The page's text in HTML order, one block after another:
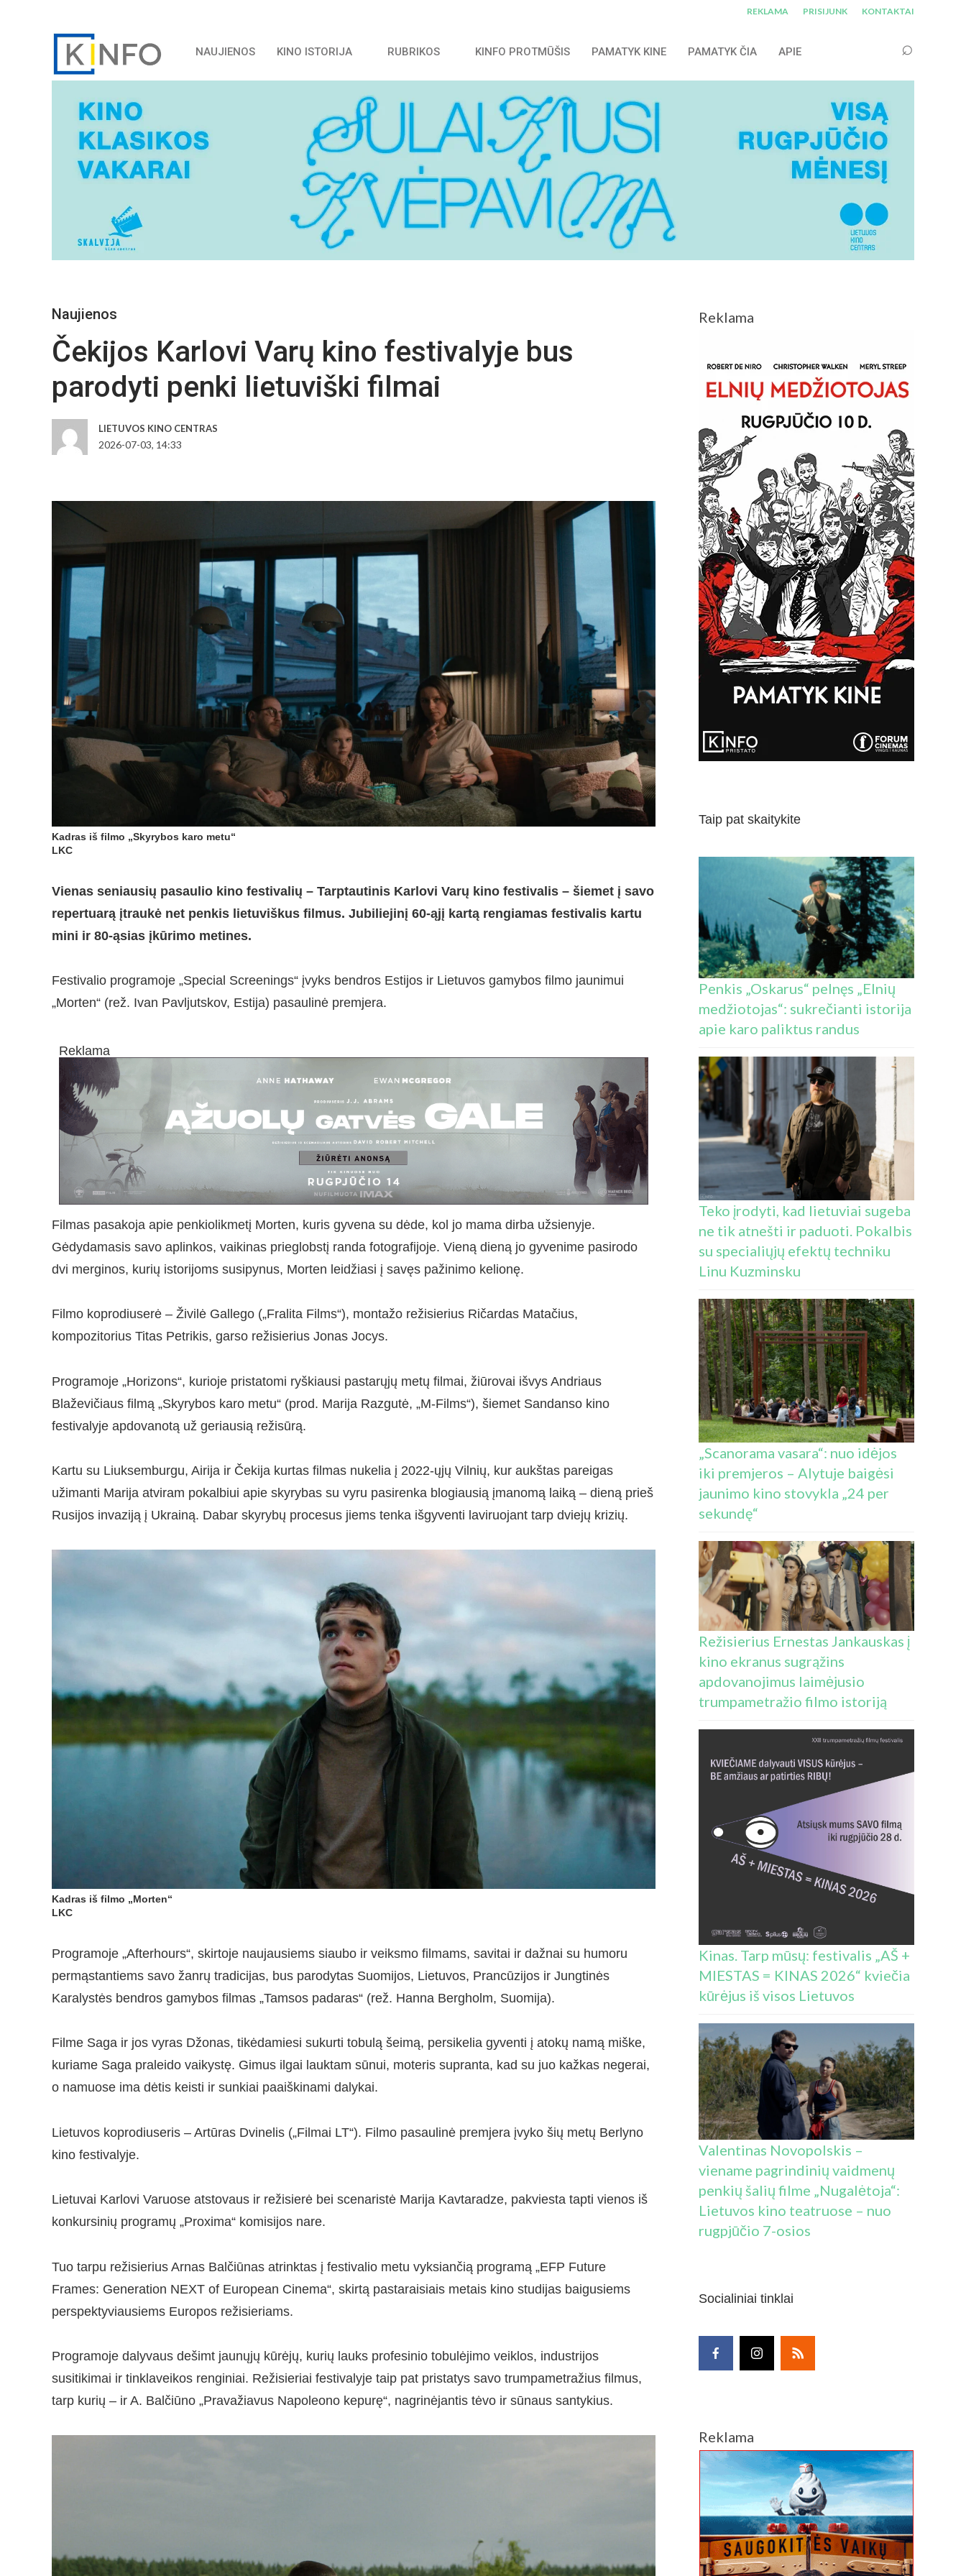
REKLAMA PRISIJUNK KONTAKTAI
NAUJIENOS KINO ISTORIJA RUBRIKOS KINFO PROTMŪŠIS PAMATYK KINE PAMATYK ČIA APIE
Naujienos
Čekijos Karlovi Varų kino festivalyje bus
parodyti penki lietuviški filmai
LIETUVOS KINO CENTRAS
2026-07-03, 14:33
Kadras iš filmo „Skyrybos karo metu“
LKC
Vienas seniausių pasaulio kino festivalių – Tarptautinis Karlovi Varų kino festivalis – šiemet į savo
repertuarą įtraukė net penkis lietuviškus filmus. Jubiliejinį 60-ąjį kartą rengiamas festivalis kartu
mini ir 80-ąsias įkūrimo metines.
Festivalio programoje „Special Screenings“ įvyks bendros Estijos ir Lietuvos gamybos filmo jaunimui
„Morten“ (rež. Ivan Pavljutskov, Estija) pasaulinė premjera.
Reklama
Filmas pasakoja apie penkiolikmetį Morten, kuris gyvena su dėde, kol jo mama dirba užsienyje.
Gėdydamasis savo aplinkos, vaikinas prieglobstį randa fotografijoje. Vieną dieną jo gyvenime pasirodo
dvi merginos, kurių istorijoms susipynus, Morten leidžiasi į savęs pažinimo kelionę.
Filmo koprodiuserė – Živilė Gallego („Fralita Films“), montažo režisierius Ričardas Matačius,
kompozitorius Titas Petrikis, garso režisierius Jonas Jocys.
Programoje „Horizons“, kurioje pristatomi ryškiausi pastarųjų metų filmai, žiūrovai išvys Andriaus
Blaževičiaus filmą „Skyrybos karo metu“ (prod. Marija Razgutė, „M-Films“), šiemet Sandanso kino
festivalyje apdovanotą už geriausią režisūrą.
Kartu su Liuksemburgu, Airija ir Čekija kurtas filmas nukelia į 2022-ųjų Vilnių, kur aukštas pareigas
užimanti Marija atviram pokalbiui apie skyrybas su vyru pasirenka blogiausią įmanomą laiką – dieną prieš
Rusijos invaziją į Ukrainą. Dabar skyrybų procesus jiems tenka išgyventi laviruojant tarp dviejų krizių.
Kadras iš filmo „Morten“
LKC
Programoje „Afterhours“, skirtoje naujausiems siaubo ir veiksmo filmams, savitai ir dažnai su humoru
permąstantiems savo žanrų tradicijas, bus parodytas Suomijos, Lietuvos, Prancūzijos ir Jungtinės
Karalystės bendros gamybos filmas „Tamsos padaras“ (rež. Hanna Bergholm, Suomija).
Filme Saga ir jos vyras Džonas, tikėdamiesi sukurti tobulą šeimą, persikelia gyventi į atokų namą miške,
kuriame Saga praleido vaikystę. Gimus ilgai lauktam sūnui, moteris supranta, kad su juo kažkas negerai,
o namuose ima dėtis keisti ir sunkiai paaiškinami dalykai.
Lietuvos koprodiuseris – Artūras Dvinelis („Filmai LT“). Filmo pasaulinė premjera įvyko šių metų Berlyno
kino festivalyje.
Lietuvai Karlovi Varuose atstovaus ir režisierė bei scenaristė Marija Kavtaradze, pakviesta tapti vienos iš
konkursinių programų „Proxima“ komisijos nare.
Tuo tarpu režisierius Arnas Balčiūnas atrinktas į festivalio metu vyksiančią programą „EFP Future
Frames: Generation NEXT of European Cinema“, skirtą pastaraisiais metais kino studijas baigusiems
perspektyviausiems Europos režisieriams.
Programoje dalyvaus dešimt jaunųjų kūrėjų, kurių lauks profesinio tobulėjimo veiklos, industrijos
susitikimai ir tinklaveikos renginiai. Režisieriai festivalyje taip pat pristatys savo trumpametražius filmus,
tarp kurių – ir A. Balčiūno „Pravažiavus Napoleono kepurę“, nagrinėjantis tėvo ir sūnaus santykius.
Reklama
Taip pat skaitykite
Penkis „Oskarus“ pelnęs „Elnių
medžiotojas“: sukrečianti istorija
apie karo paliktus randus
Teko įrodyti, kad lietuviai sugeba
ne tik atnešti ir paduoti. Pokalbis
su specialiųjų efektų techniku
Linu Kuzminsku
„Scanorama vasara“: nuo idėjos
iki premjeros – Alytuje baigėsi
jaunimo kino stovykla „24 per
sekundę“
Režisierius Ernestas Jankauskas į
kino ekranus sugrąžins
apdovanojimus laimėjusio
trumpametražio filmo istoriją
Kinas. Tarp mūsų: festivalis „AŠ +
MIESTAS = KINAS 2026“ kviečia
kūrėjus iš visos Lietuvos
Valentinas Novopolskis –
viename pagrindinių vaidmenų
penkių šalių filme „Nugalėtoja“:
Lietuvos kino teatruose – nuo
rugpjūčio 7-osios
Socialiniai tinklai
Reklama